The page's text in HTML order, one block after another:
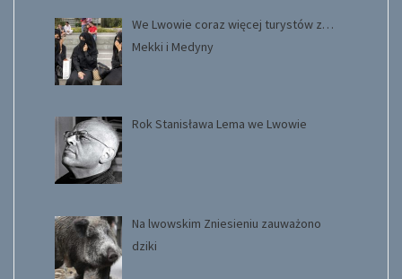
We Lwowie coraz więcej turystów z…
Mekki i Medyny
Rok Stanisława Lema we Lwowie
Na lwowskim Zniesieniu zauważono
dziki